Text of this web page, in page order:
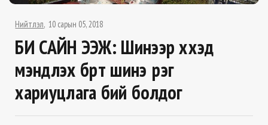
Нийтлэл 10 сарын 05, 2018
БИ САЙН ЭЭЖ: Шинээр хүүхэд
мэндлэх бүрт шинэ үүрэг
хариуцлага бий болдог